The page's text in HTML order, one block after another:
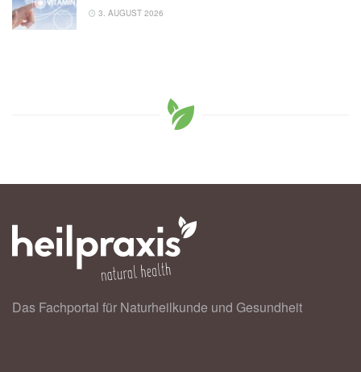
3. AUGUST 2026
Das Fachportal für Naturheilkunde und Gesundheit